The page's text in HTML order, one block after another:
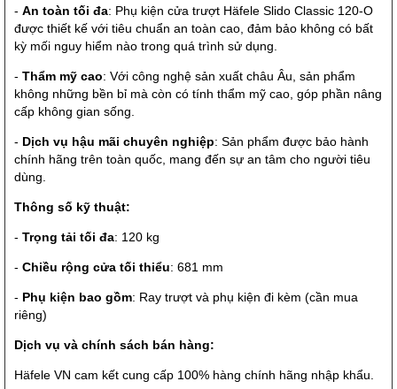
- An toàn tối đa: Phụ kiện cửa trượt Häfele Slido Classic 120-O
được thiết kế với tiêu chuẩn an toàn cao, đảm bảo không có bất
kỳ mối nguy hiểm nào trong quá trình sử dụng.
- Thẩm mỹ cao: Với công nghệ sản xuất châu Âu, sản phẩm
không những bền bỉ mà còn có tính thẩm mỹ cao, góp phần nâng
cấp không gian sống.
- Dịch vụ hậu mãi chuyên nghiệp: Sản phẩm được bảo hành
chính hãng trên toàn quốc, mang đến sự an tâm cho người tiêu
dùng.
Thông số kỹ thuật:
- Trọng tải tối đa: 120 kg
- Chiều rộng cửa tối thiểu: 681 mm
- Phụ kiện bao gồm: Ray trượt và phụ kiện đi kèm (cần mua
riêng)
Dịch vụ và chính sách bán hàng:
Häfele VN cam kết cung cấp 100% hàng chính hãng nhập khẩu.